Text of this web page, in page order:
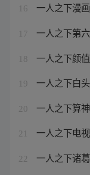
16 一人之下漫
17 一人之下第
18 一人之下颜
19 一人之下白
20 一人之下算
21 一人之下电
22 一人之下诸